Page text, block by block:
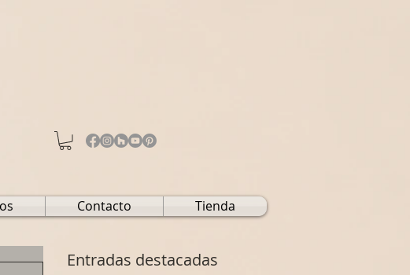
Contacto Tienda
Entradas destacadas